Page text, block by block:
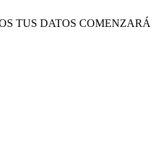
TUS DATOS COMENZARÁ